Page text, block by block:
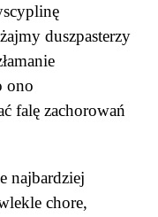
duszpasterzy
ono
falę zachorowań
najbardziej
chore,